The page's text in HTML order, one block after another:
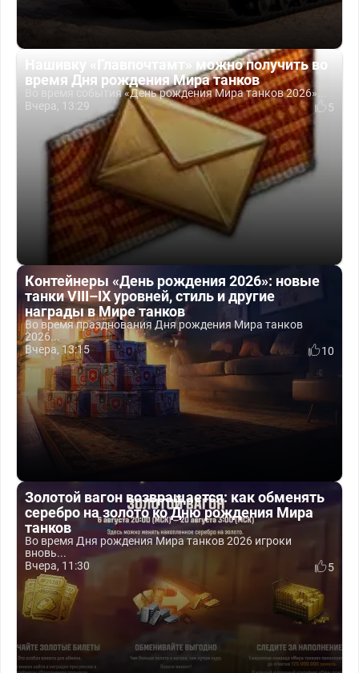
Нашивку «Главпочтамт» можно получить во
время Дня рождения Мира танков
Во время события «День рождения Мира танков 2026»...
Вчера, 13:29
5
Контейнеры «День рождения 2026»: новые
танки VIII–IX уровней, стиль и другие
награды в Мире танков
Во время празднования Дня рождения Мира танков
2026...
Вчера, 13:15
10
Золотой вагон возвращается: как обменять
серебро на золото ко Дню рождения Мира
танков
Во время Дня рождения Мира танков 2026 игроки
вновь...
Вчера, 11:30
5